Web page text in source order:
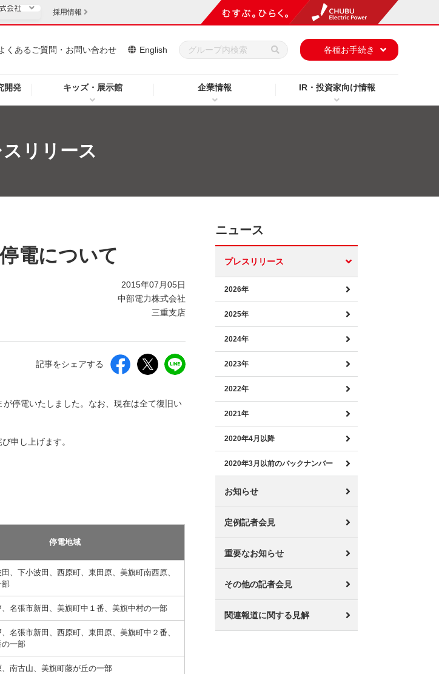
開発 キッズ・展示館 企業情報 IR・投資家向け情報
くあるご質問・お問い合わせ English 各種お手続き
安定供給
企業情報
法人のお客さま
採用情報
リリース
電について
2015年07月05日
中部電力株式会社
三重支店
記事をシェアする
停電いたしました。なお、現在は全て復旧い
申し上げます。
停電地域
、下小波田、西原町、東田原、美旗町南西原、
部
名張市新田、美旗町中１番、美旗中村の一部
名張市新田、西原町、東田原、美旗町中２番、
の一部
南古山、美旗町藤が丘の一部
ニュース
プレスリリース
2026年
2025年
2024年
2023年
2022年
2021年
2020年4月以降
2020年3月以前のバックナンバー
お知らせ
定例記者会見
重要なお知らせ
その他の記者会見
関連報道に関する見解